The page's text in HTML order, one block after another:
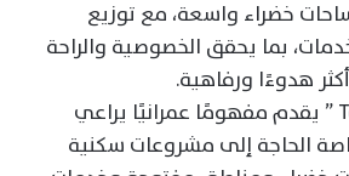
خضراء واسعة، مع توزيع
بما يحقق الخصوصية والراحة
هدوءًا ورفاهية.
وأضاف أن ” Town Ten ” يقدم مفهومًا عمرانيًا يراعي
الحاجة إلى مشروعات سكنية